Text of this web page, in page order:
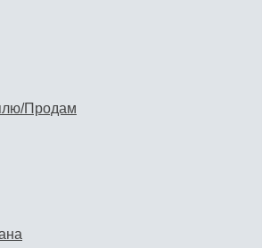
Продам